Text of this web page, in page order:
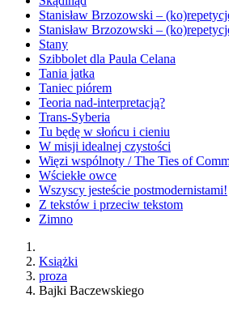
Stanisław Brzozowski –
Stanisław Brzozowski –
Stany
Szibbolet dla Paula Celana
Tania jatka
Taniec piórem
Teoria nad-interpretacją?
Trans-Syberia
Tu będę w słońcu i cieniu
W misji idealnej czystości
Więzi wspólnoty / The Ties of
Wściekłe owce
Wszyscy jesteście postmodernistami!
Z tekstów i przeciw tekstom
Zimno
Książki
proza
Bajki Baczewskiego